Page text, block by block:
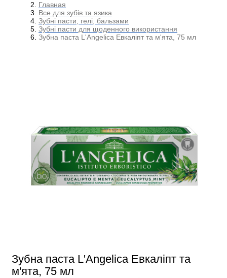
Главная
Все для зубів та язика
Зубні пасти, гелі, бальзами
Зубні пасти для щоденного використання
Зубна паста L'Angelica Евкаліпт та м'ята, 75 мл
Зубна паста L'Angelica Евкаліпт та
м'ята, 75 мл